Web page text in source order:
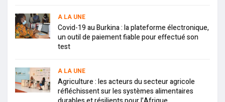
A LA UNE
Covid-19 au Burkina : la plateforme électronique,
un outil de paiement fiable pour effectué son
test
A LA UNE
Agriculture : les acteurs du secteur agricole
réfléchissent sur les systèmes alimentaires